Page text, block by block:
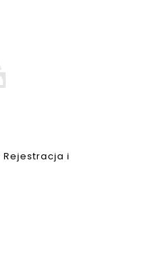
Rejestracja i